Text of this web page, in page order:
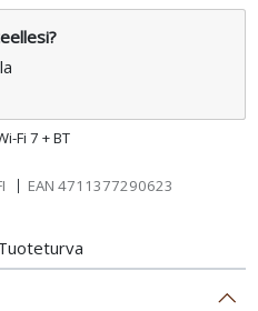
Fi 7 + BT
EAN 4711377290623